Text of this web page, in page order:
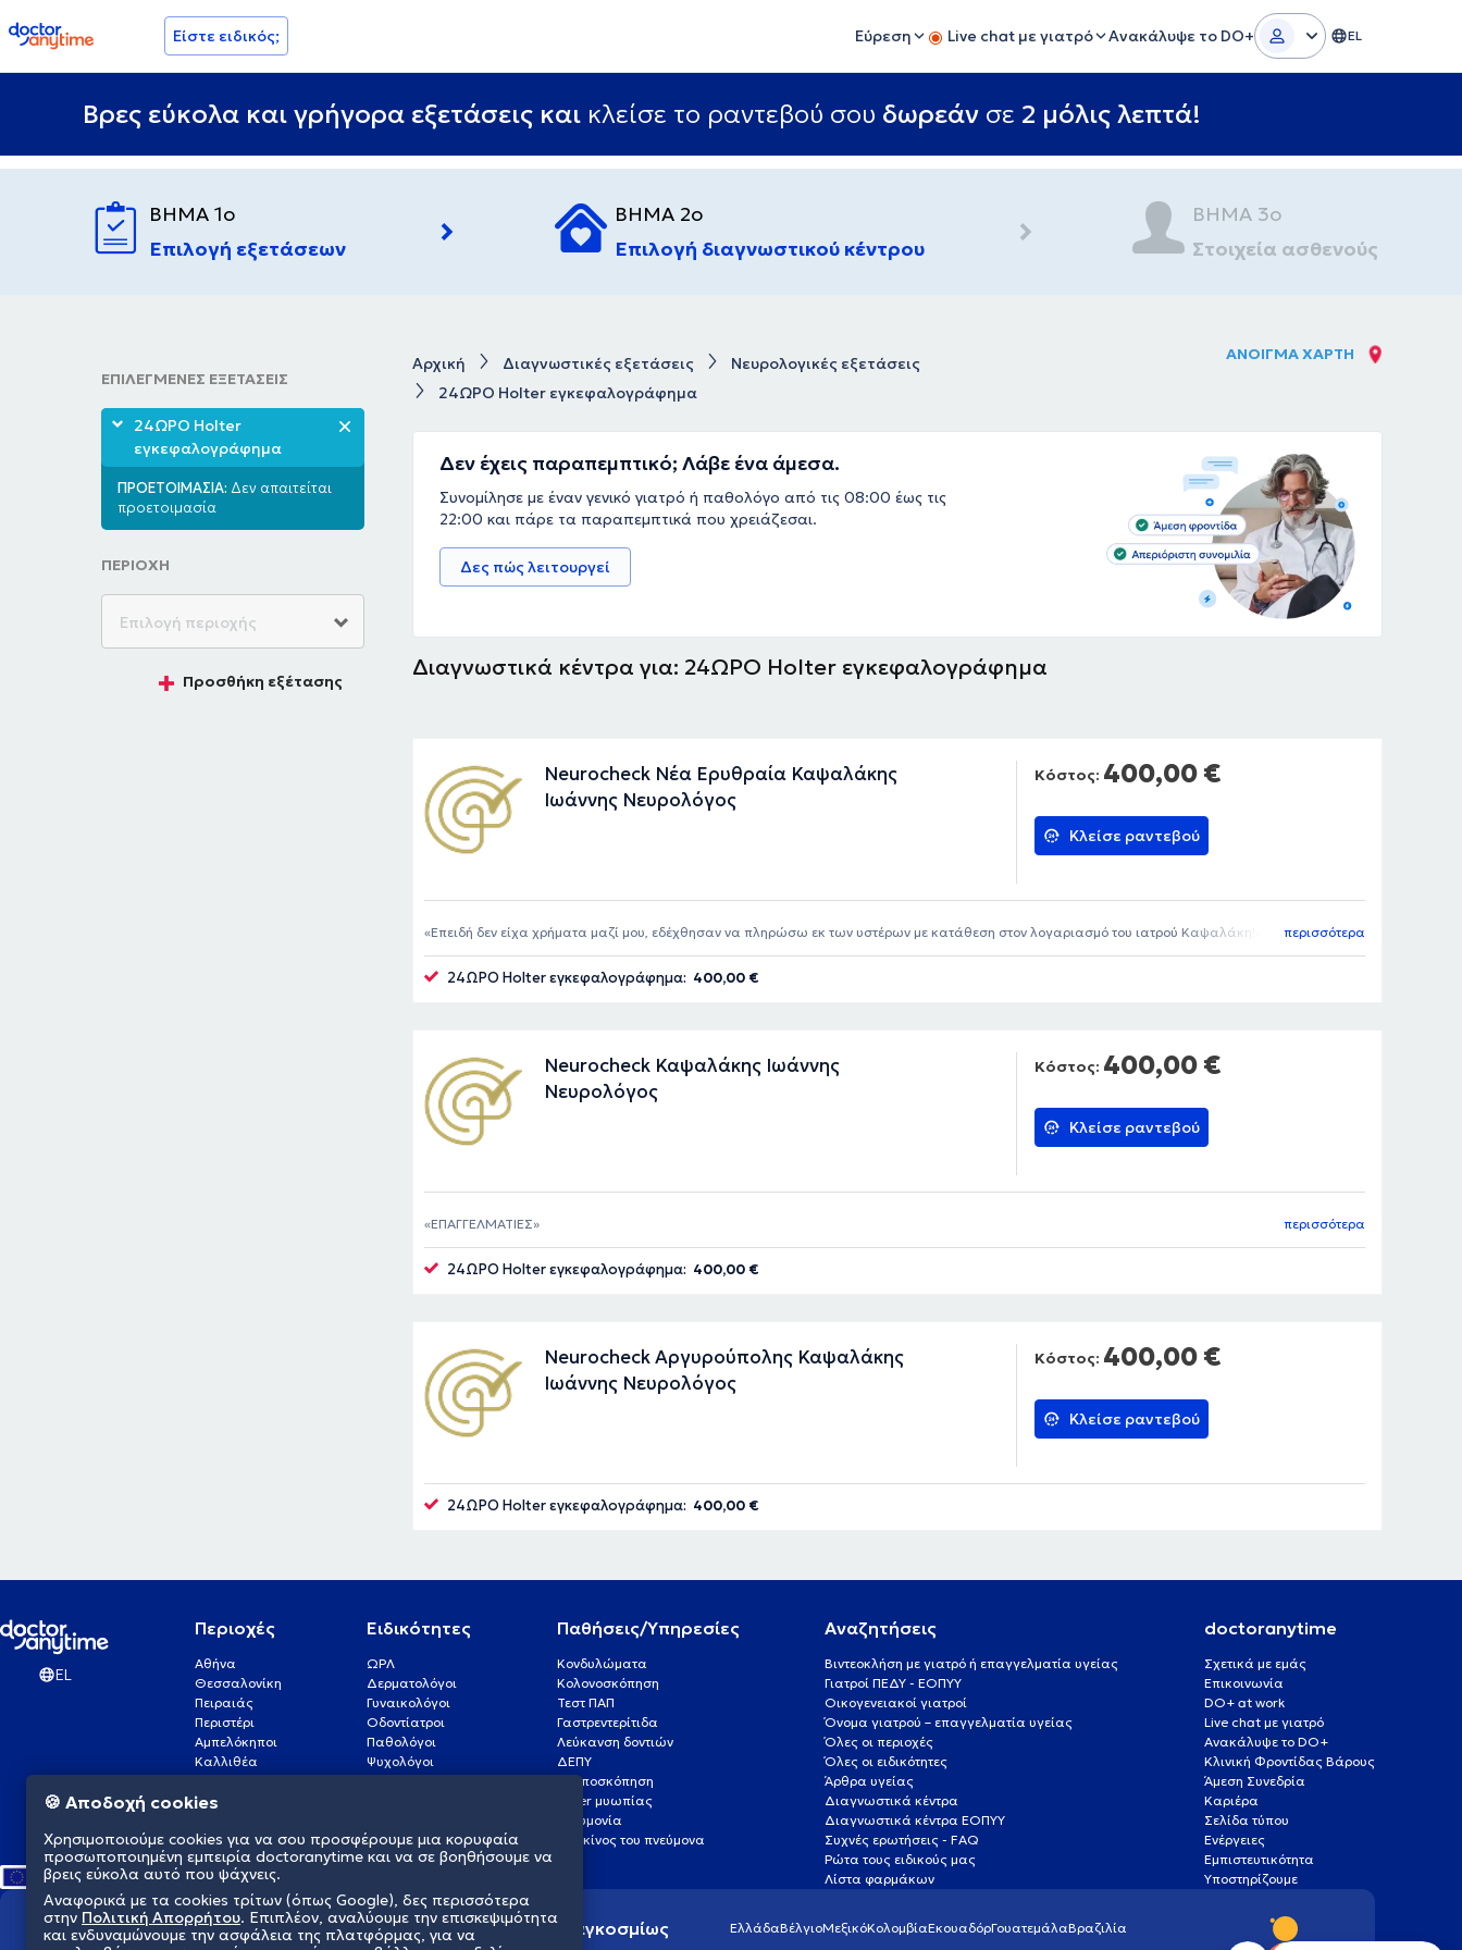
doctoranytime Είστε ειδικός; Εύρεση Live chat με γιατρό Ανακάλυψε το DO+ EL
Βρες εύκολα και γρήγορα εξετάσεις και κλείσε το ραντεβού σου δωρεάν σε 2 μόλις λεπτά!
ΒΗΜΑ 1ο
Επιλογή εξετάσεων
ΒΗΜΑ 2ο
Επιλογή διαγνωστικού κέντρου
ΒΗΜΑ 3ο
Στοιχεία ασθενούς
ΕΠΙΛΕΓΜΕΝΕΣ ΕΞΕΤΑΣΕΙΣ
24ΩΡΟ Holter
εγκεφαλογράφημα
ΠΡΟΕΤΟΙΜΑΣΙΑ: Δεν απαιτείται
προετοιμασία
ΠΕΡΙΟΧΗ
Προσθήκη εξέτασης
Αρχική Διαγνωστικές εξετάσεις
Νευρολογικές εξετάσεις
24ΩΡΟ Holter εγκεφαλογράφημα
ΑΝΟΙΓΜΑ ΧΑΡΤΗ
Δεν έχεις παραπεμπτικό; Λάβε ένα άμεσα.
Συνομίλησε με έναν γενικό γιατρό ή παθολόγο από τις 08:00 έως τις
22:00 και πάρε τα παραπεμπτικά που χρειάζεσαι.
Δες πώς λειτουργεί
Διαγνωστικά κέντρα για: 24ΩΡΟ Holter εγκεφαλογράφημα
Neurocheck Νέα Ερυθραία Καψαλάκης
Ιωάννης Νευρολόγος
Κόστος: 400,00 €
Κλείσε ραντεβού
Επειδή δεν είχα χρήματα μαζί μου, εδέχθησαν να πληρώσω εκ των υστέρων με κατάθεση στον λογαριασμό του ιατρού Καψαλάκη! περισσότερα
24ΩΡΟ Holter εγκεφαλογράφημα: 400,00 €
Neurocheck Καψαλάκης Ιωάννης
Νευρολόγος
Κόστος: 400,00 €
Κλείσε ραντεβού
ΕΠΑΓΓΕΛΜΑΤΙΕΣ περισσότερα
24ΩΡΟ Holter εγκεφαλογράφημα: 400,00 €
Neurocheck Αργυρούπολης Καψαλάκης
Ιωάννης Νευρολόγος
Κόστος: 400,00 €
Κλείσε ραντεβού
24ΩΡΟ Holter εγκεφαλογράφημα: 400,00 €
EL
Περιοχές
Αθήνα
Θεσσαλονίκη
Πειραιάς
Περιστέρι
Αμπελόκηποι
Καλλιθέα
Γλυφάδα
Νέα Σμύρνη
Ειδικότητες
ΩΡΛ
Δερματολόγοι
Γυναικολόγοι
Οδοντίατροι
Παθολόγοι
Ψυχολόγοι
Καρδιολόγοι
Παθήσεις/Υπηρεσίες
Κονδυλώματα
Κολονοσκόπηση
Τεστ ΠΑΠ
Γαστρεντερίτιδα
Λεύκανση δοντιών
ΔΕΠΥ
Κολποσκόπηση
Laser μυωπίας
Πνευμονία
Καρκίνος του πνεύμονα
Αναζητήσεις
Βιντεοκλήση με γιατρό ή επαγγελματία υγείας
Γιατροί ΠΕΔΥ - ΕΟΠΥΥ
Οικογενειακοί γιατροί
Όνομα γιατρού – επαγγελματία υγείας
Όλες οι περιοχές
Όλες οι ειδικότητες
Άρθρα υγείας
Διαγνωστικά κέντρα
Διαγνωστικά κέντρα ΕΟΠΥΥ
Συχνές ερωτήσεις - FAQ
Ρώτα τους ειδικούς μας
Λίστα φαρμάκων
doctoranytime
Σχετικά με εμάς
Επικοινωνία
DO+ at work
Live chat με γιατρό
Ανακάλυψε το DO+
Κλινική Φροντίδας Βάρους
Άμεση Συνεδρία
Καριέρα
Σελίδα τύπου
Ενέργειες
Εμπιστευτικότητα
Υποστηρίζουμε
Διαμορφώνουμε το μέλλον της υγείας παγκοσμίως ΕλλάδαΒέλγιοΜεξικόΚολομβίαΕκουαδόρΓουατεμάλαΒραζιλία
🍪 Αποδοχή cookies
Χρησιμοποιούμε cookies για να σου προσφέρουμε μια κορυφαία
προσωποποιημένη εμπειρία doctoranytime και να σε βοηθήσουμε να
βρεις εύκολα αυτό που ψάχνεις.
Αναφορικά με τα cookies τρίτων (όπως Google), δες περισσότερα
στην Πολιτική Απορρήτου. Επιπλέον, αναλύουμε την επισκεψιμότητα
και ενδυναμώνουμε την ασφάλεια της πλατφόρμας, για να